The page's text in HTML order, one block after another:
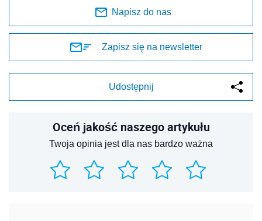
Napisz do nas
Zapisz się na newsletter
Udostępnij
Oceń jakość naszego artykułu
Twoja opinia jest dla nas bardzo ważna